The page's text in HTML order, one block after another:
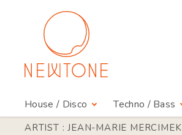
House / Disco Techno / Bass
ARTIST : JEAN-MARIE MERCIMEK